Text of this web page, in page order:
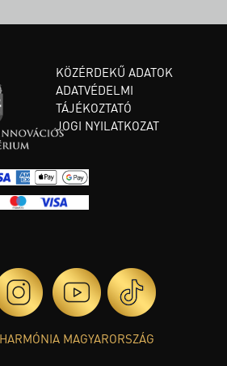
KÖZÉRDEKŰ ADATOK
ADATVÉDELMI
TÁJÉKOZTATÓ
JOGI NYILATKOZAT
MAGYARORSZÁG